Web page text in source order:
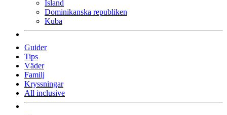
Island
Dominikanska republiken
Kuba
Guider
Tips
Väder
Familj
Kryssningar
All inclusive